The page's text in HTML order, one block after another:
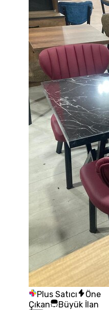
Plus Satıcı
Öne
Çıkan
Büyük İlan